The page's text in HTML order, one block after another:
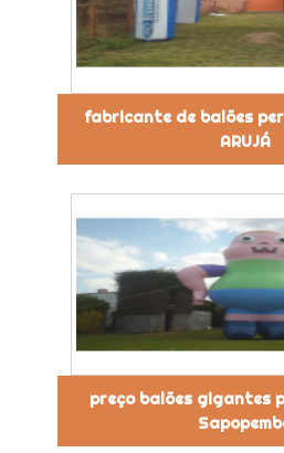
fabricante de balões
ARUJÁ
preço balões gigantes